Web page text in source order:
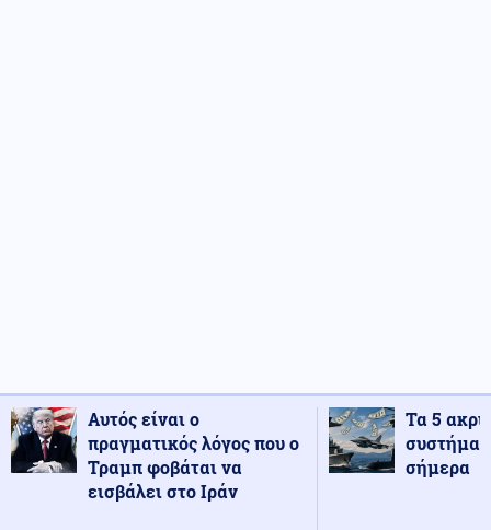
Αυτός είναι ο
πραγματικός λόγος που ο
Τραμπ φοβάται να
εισβάλει στο Ιράν
Τα 5
σήμερα